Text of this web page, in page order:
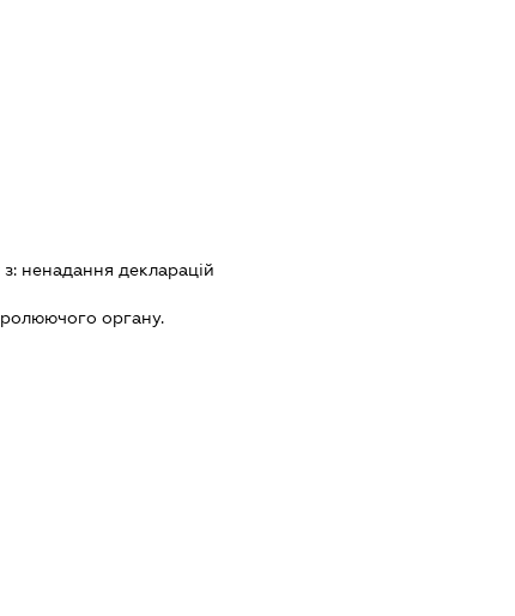
ненадання декларацiй
органу.